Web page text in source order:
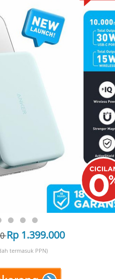
Rp 1.399.000
termasuk PPN)